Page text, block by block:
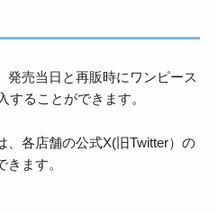
発売当日と再販時にワンピース
することができます。
、各店舗の公式X(旧Twitter）の
ます。